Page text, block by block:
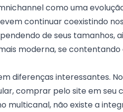
como uma
continuar coexistindo
de seus tamanhos,
moderna, se
diferenças interessantes.
comprar pelo site em seu
multicanal, não existe a